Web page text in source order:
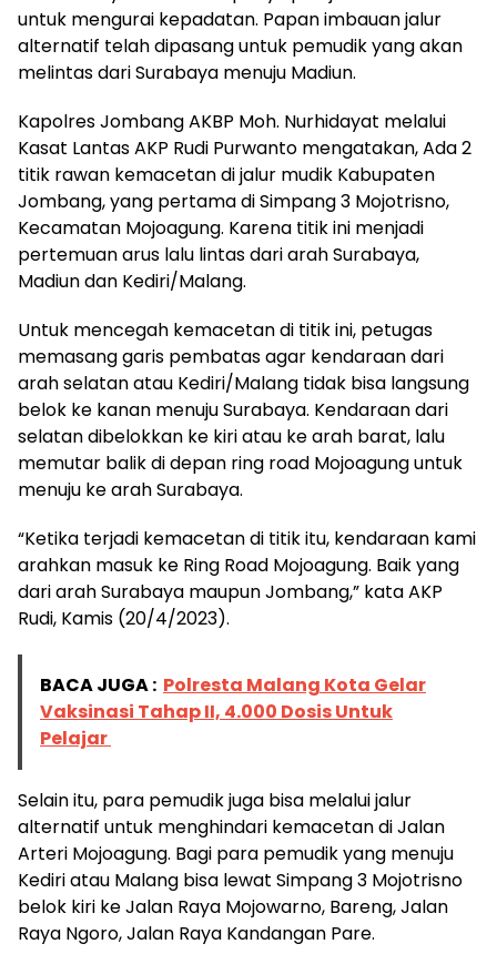
untuk mengurai kepadatan. Papan imbauan jalur
alternatif telah dipasang untuk pemudik yang akan
melintas dari Surabaya menuju Madiun.
Kapolres Jombang AKBP Moh. Nurhidayat melalui
Kasat Lantas AKP Rudi Purwanto mengatakan, Ada 2
titik rawan kemacetan di jalur mudik Kabupaten
Jombang, yang pertama di Simpang 3 Mojotrisno,
Kecamatan Mojoagung. Karena titik ini menjadi
pertemuan arus lalu lintas dari arah Surabaya,
Madiun dan Kediri/Malang.
Untuk mencegah kemacetan di titik ini, petugas
memasang garis pembatas agar kendaraan dari
arah selatan atau Kediri/Malang tidak bisa langsung
belok ke kanan menuju Surabaya. Kendaraan dari
selatan dibelokkan ke kiri atau ke arah barat, lalu
memutar balik di depan ring road Mojoagung untuk
menuju ke arah Surabaya.
“Ketika terjadi kemacetan di titik itu, kendaraan kami
arahkan masuk ke Ring Road Mojoagung. Baik yang
dari arah Surabaya maupun Jombang,” kata AKP
Rudi, Kamis (20/4/2023).
BACA JUGA : Polresta Malang Kota Gelar
Vaksinasi Tahap II, 4.000 Dosis Untuk
Pelajar
Selain itu, para pemudik juga bisa melalui jalur
alternatif untuk menghindari kemacetan di Jalan
Arteri Mojoagung. Bagi para pemudik yang menuju
Kediri atau Malang bisa lewat Simpang 3 Mojotrisno
belok kiri ke Jalan Raya Mojowarno, Bareng, Jalan
Raya Ngoro, Jalan Raya Kandangan Pare.